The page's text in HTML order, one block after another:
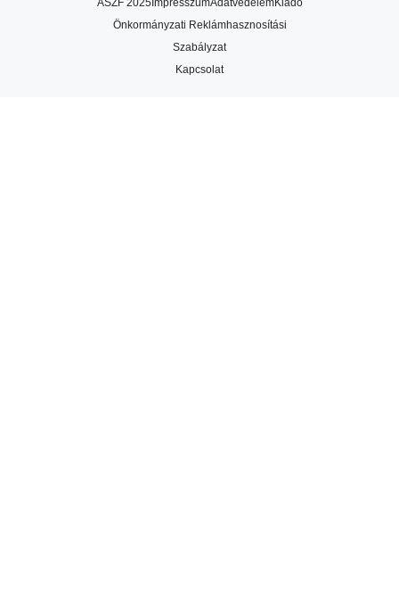
ÁSZF 2025ImpresszumAdatvédelemKiadó
Önkormányzati Reklámhasznosítási
Szabályzat
Kapcsolat